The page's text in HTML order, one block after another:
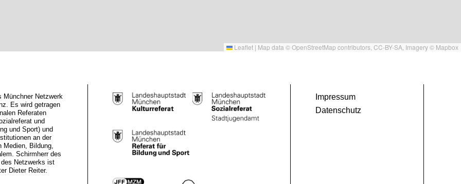
Leaflet | Map data ©OpenStreetMap contributors, CC-BY-SA , Imagery © Mapbox
Netzwerk
Es wird getragen
Referaten
und
und Sport) und
an der
Bildung,
Schirmherr des
Netzwerks ist
Dieter Reiter.
Impressum
Datenschutz